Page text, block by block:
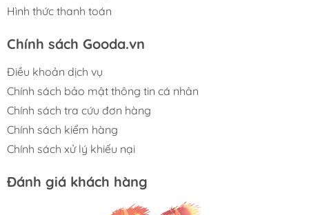
Hình thức thanh toán
Chính sách Gooda.vn
Điều khoản dịch vụ
Chính sách bảo mật thông tin cá nhân
Chính sách tra cứu đơn hàng
Chính sách kiểm hàng
Chính sách xử lý khiếu nại
Đánh giá khách hàng